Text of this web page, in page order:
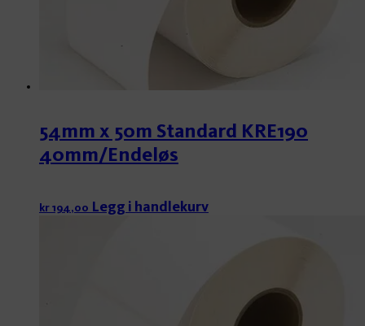
54mm x 50m Standard KRE190
40mm/Endeløs
kr194,00 Legg i handlekurv